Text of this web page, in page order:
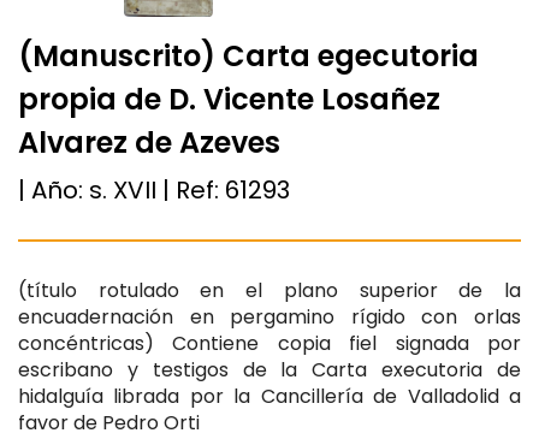
(Manuscrito) Carta egecutoria
propia de D. Vicente Losañez
Alvarez de Azeves
| Año: s. XVII | Ref: 61293
(título rotulado en el plano superior de la
encuadernación en pergamino rígido con orlas
concéntricas) Contiene copia fiel signada por
escribano y testigos de la Carta executoria de
hidalguía librada por la Cancillería de Valladolid a
favor de Pedro Orti